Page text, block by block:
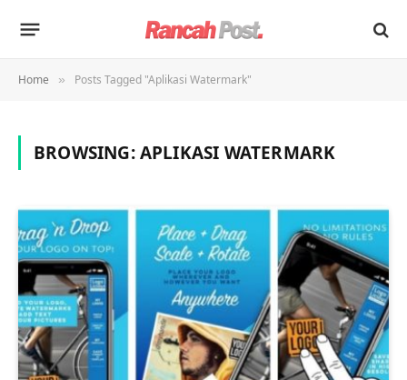
Home » Posts Tagged "Aplikasi Watermark"
BROWSING:APLIKASI WATERMARK